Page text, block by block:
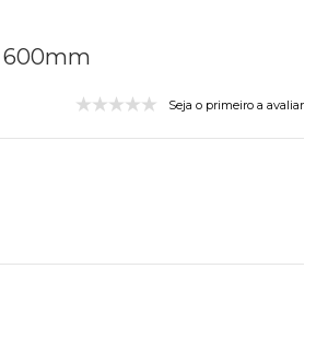
600mm
Seja o primeiro a avaliar